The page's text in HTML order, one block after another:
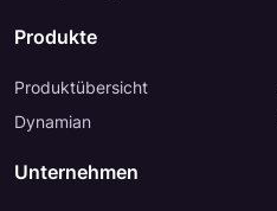
Produkte
Produktübersicht
Dynamian
Unternehmen